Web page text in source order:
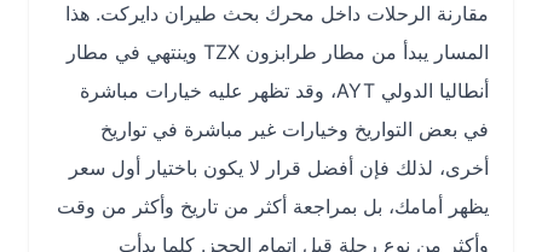
مقارنة الرحلات داخل محرك بحث طيران دايركت. هذا
المسار يبدأ من مطار طرابزون TZX وينتهي في مطار
أنطاليا الدولي AYT، وقد تظهر عليه خيارات مباشرة
في بعض التواريخ وخيارات غير مباشرة في تواريخ
أخرى، لذلك فإن أفضل قرار لا يكون باختيار أول سعر
يظهر أمامك، بل بمراجعة أكثر من تاريخ وأكثر من وقت
وأكثر من نوع رحلة قبل إتمام الحجز. كلما بدأت